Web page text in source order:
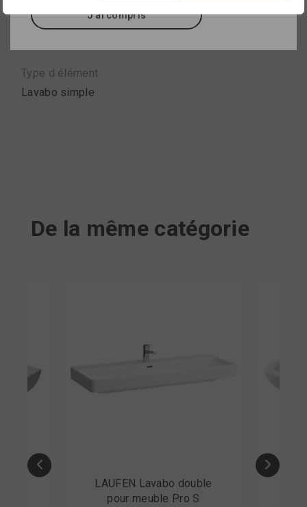
LAUFEN
Type d élément
Lavabo simple
De la même catégorie
Lavabo double
DURAVIT Lavabo D-
J'ai compris